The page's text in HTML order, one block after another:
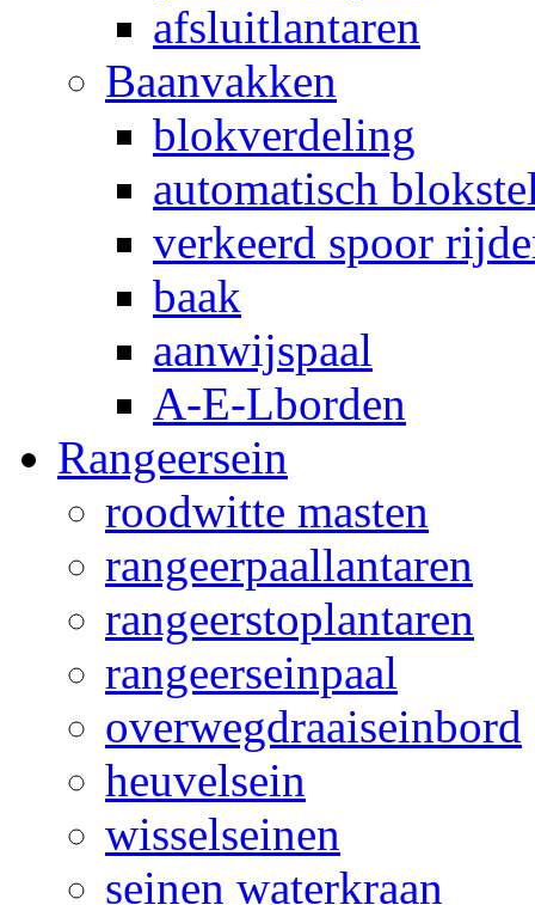
afsluitlantaren
Baanvakken
blokverdeling
automatisch
verkeerd spoor
baak
aanwijspaal
A-E-Lborden
Rangeersein
roodwitte masten
rangeerpaallantaren
rangeerstoplantaren
rangeerseinpaal
overwegdraaiseinbord
heuvelsein
wisselseinen
seinen waterkraan